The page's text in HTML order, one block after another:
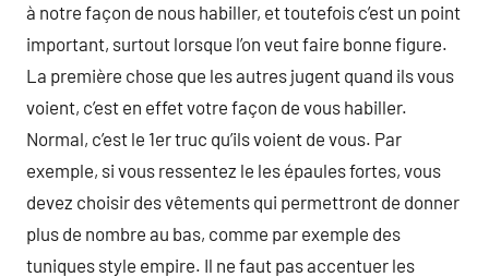
à notre façon de nous habiller, et toutefois c’est un point
important, surtout lorsque l’on veut faire bonne figure.
La première chose que les autres jugent quand ils vous
voient, c’est en effet votre façon de vous habiller.
Normal, c’est le 1er truc qu’ils voient de vous. Par
exemple, si vous ressentez le les épaules fortes, vous
devez choisir des vêtements qui permettront de donner
plus de nombre au bas, comme par exemple des
tuniques style empire. Il ne faut pas accentuer les